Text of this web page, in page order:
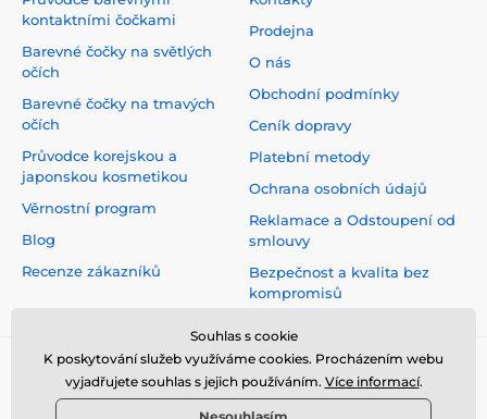
kontaktními čočkami
Barevné čočky na světlých
očích
Barevné čočky na tmavých
očích
Průvodce korejskou a
japonskou kosmetikou
Věrnostní program
Blog
Recenze zákazníků
Prodejna
O nás
Obchodní podmínky
Ceník dopravy
Platební metody
Ochrana osobních údajů
Reklamace a Odstoupení od
smlouvy
Bezpečnost a kvalita bez
kompromisů
Souhlas s cookie
K poskytování služeb využíváme cookies. Procházením webu
vyjadřujete souhlas s jejich používáním. Více informací.